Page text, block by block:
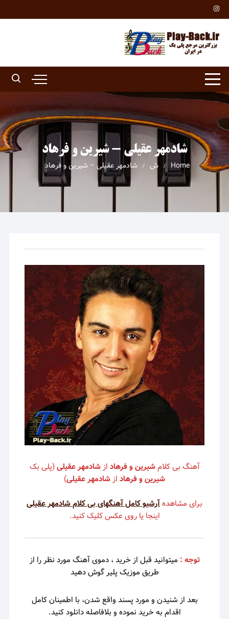
Skip
to
content
شادمهر عقیلی - شیرین و فرهاد
Home ش شادمهر عقیلی – شیرین و فرهاد
آهنگ بی کلامشیرین و فرهاد ازشادمهر عقیلی(پلی بک
شیرین و فرهاد از شادمهر عقیلی)
برای مشاهدهآرشیو کامل آهنگهای بی کلام شادمهر عقیلی
اینجا یا روی عکس کلیک کنید.
توجه : میتوانید قبل از خرید ، دمویآهنگ مورد نظر را از
طریق موزیک پلیر گوش دهید
بعد از شنیدن و مورد پسند واقع شدن، با اطمینان کامل
اقدام به خرید نموده و بلافاصله دانلود کنید.